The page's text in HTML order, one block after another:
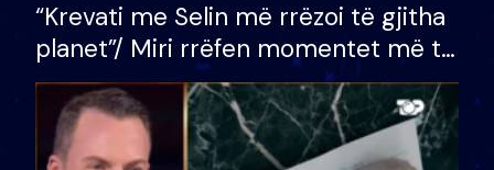
“Krevati me Selin më rrëzoi të gjitha
planet”/ Miri rrëfen momentet më të
bukura në shtëpinë e BB VIP: Do më
mungojë zilja e mëngjesit kur…